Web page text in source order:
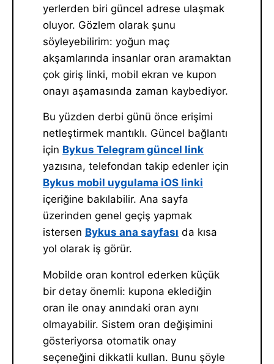
yerlerden biri güncel adrese ulaşmak
oluyor. Gözlem olarak şunu
söyleyebilirim: yoğun maç
akşamlarında insanlar oran aramaktan
çok giriş linki, mobil ekran ve kupon
onayı aşamasında zaman kaybediyor.
Bu yüzden derbi günü önce erişimi
netleştirmek mantıklı. Güncel bağlantı
için Bykus Telegram güncel link
yazısına, telefondan takip edenler için
Bykus mobil uygulama iOS linki
içeriğine bakılabilir. Ana sayfa
üzerinden genel geçiş yapmak
istersen Bykus ana sayfası da kısa
yol olarak iş görür.
Mobilde oran kontrol ederken küçük
bir detay önemli: kupona eklediğin
oran ile onay anındaki oran aynı
olmayabilir. Sistem oran değişimini
gösteriyorsa otomatik onay
seçeneğini dikkatli kullan. Bunu şöyle